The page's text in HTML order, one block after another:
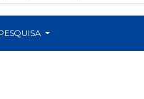
PESQUISA